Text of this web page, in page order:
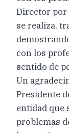
Director por
se realiza,
con los
sentido de
Un
Presidente
entidad que
problemas